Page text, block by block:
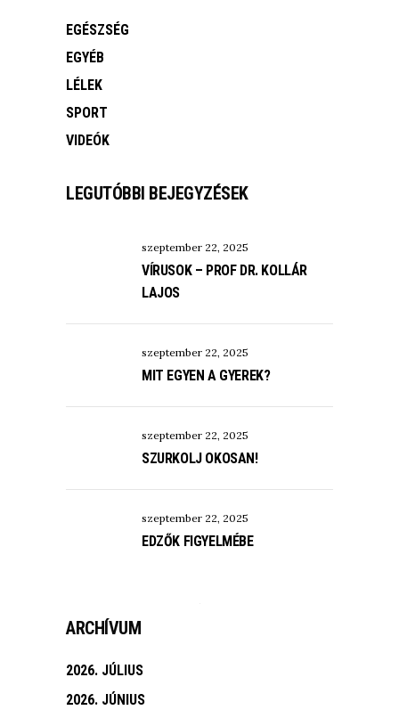
EGÉSZSÉG
EGYÉB
LÉLEK
SPORT
VIDEÓK
LEGUTÓBBI BEJEGYZÉSEK
szeptember 22, 2025
VÍRUSOK – PROF DR. KOLLÁR
LAJOS
szeptember 22, 2025
MIT EGYEN A GYEREK?
szeptember 22, 2025
SZURKOLJ OKOSAN!
szeptember 22, 2025
EDZŐK FIGYELMÉBE
ARCHÍVUM
2026. JÚLIUS
2026. JÚNIUS